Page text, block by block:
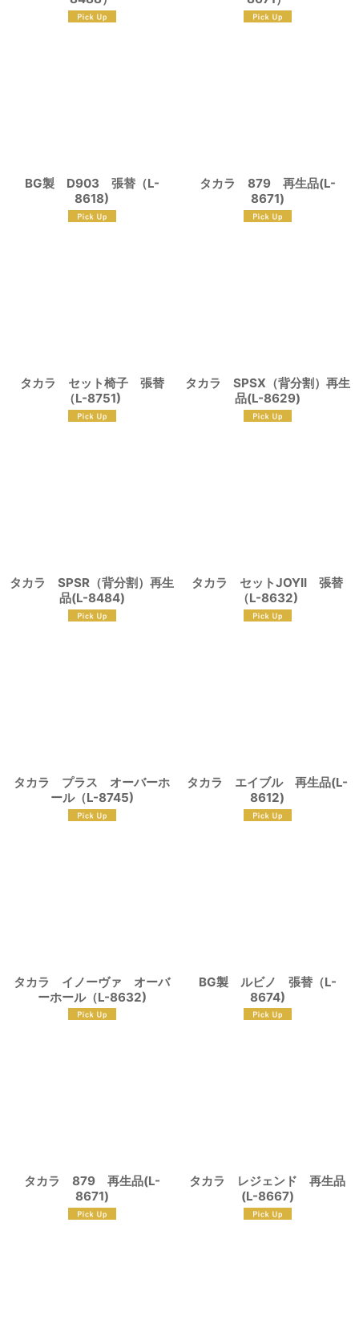
BG製 D903 張替（L-
8618)
タカラ 879 再生品(L-
8671)
タカラ セット椅子 張替
（L-8751)
タカラ SPSX（背分割）再生
品(L-8629)
タカラ SPSR（背分割）再生
品(L-8484)
タカラ セットJOYII 張替
（L-8632)
タカラ プラス オーバーホ
ール（L-8745)
タカラ エイブル 再生品(L-
8612)
タカラ イノーヴァ オーバ
ーホール（L-8632)
BG製 ルビノ 張替（L-
8674)
タカラ 879 再生品(L-
8671)
タカラ レジェンド 再生品
(L-8667)